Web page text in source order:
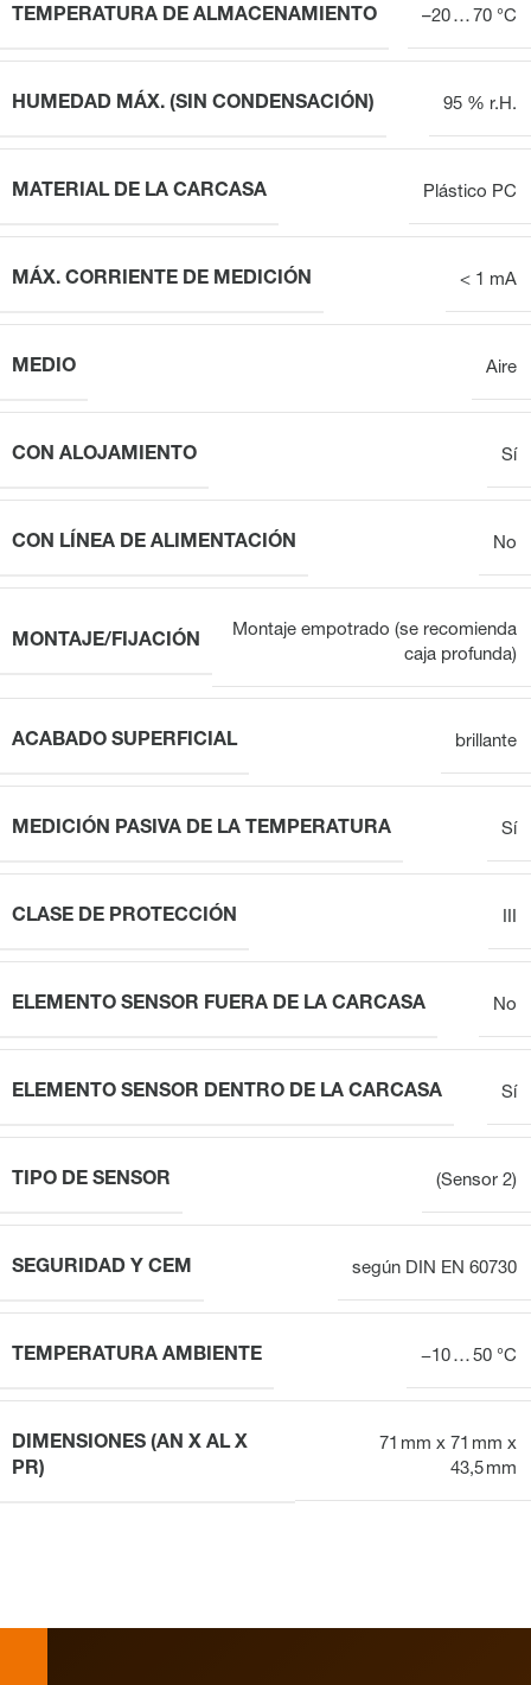
TEMPERATURA DE ALMACENAMIENTO –20 … 70 °C
HUMEDAD MÁX. (SIN CONDENSACIÓN) 95 % r.H.
MATERIAL DE LA CARCASA Plástico PC
MÁX. CORRIENTE DE MEDICIÓN < 1 mA
MEDIO Aire
CON ALOJAMIENTO Sí
CON LÍNEA DE ALIMENTACIÓN No
MONTAJE/FIJACIÓN
Montaje empotrado (se recomienda
caja profunda)
ACABADO SUPERFICIAL brillante
MEDICIÓN PASIVA DE LA TEMPERATURA Sí
CLASE DE PROTECCIÓN
ELEMENTO SENSOR FUERA DE LA CARCASA No
ELEMENTO SENSOR DENTRO DE LA CARCASA Sí
TIPO DE SENSOR (Sensor 2)
SEGURIDAD Y CEM según DIN EN 60730
TEMPERATURA AMBIENTE −10 … 50 °C
DIMENSIONES (AN X AL X
PR)
71 mm x 71 mm x
43,5 mm